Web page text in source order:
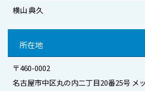
横山 典久
所在地
〒460-0002
名古屋市中区丸の内二丁目20番25号 メ